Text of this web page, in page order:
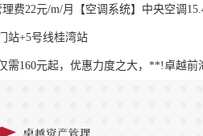
费22元/m/月【空调系统】中央空调
站+5号线桂湾站
需160元起，优惠力度之大，**!卓越